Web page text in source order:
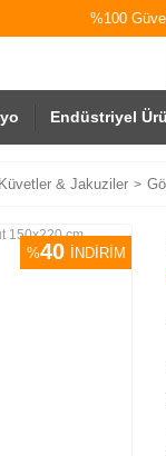
%100
Endüstriyel
Küvetler & Jakuziler
%40 İNDİRİM